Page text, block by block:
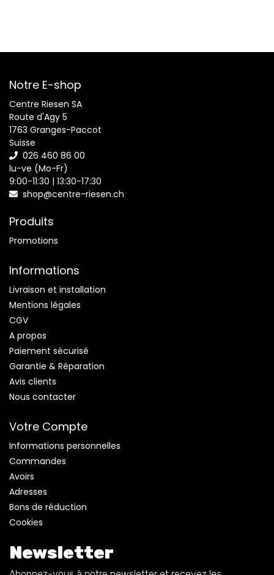
- Poignées ergonomiques
- Poignée de panier sécurisée, permettant d'éviter le
contact avec l'huile, même une fois la poigne repliée
- Taille et forme compactes permettant un rangement
facile
surchauffes
- Grand volume: 4,5 litres
- Filtres anti-graisse et filtre anti-odeur au charbon actif
amovible
Informations complémentaires
Type : Friteuse semi-professionnelle
Sytème : Zone froide
Capacité : 4,5 litres - 5 à 6 personnes
Couvercle : Couvercle anti-odeur anti-graisse
Service : 5 à 6 personnes - 1,5 kg de frites
Couleur : Aluminium Brossé
Notre E-shop
Centre Riesen SA
Route d'Agy 5
1763 Granges-Paccot
Suisse
026 460 86 00
lu-ve (Mo-Fr)
9:00-11:30 | 13:30-17:30
shop@centre-riesen.ch
Produits
Promotions
Informations
Livraison et installation
Mentions légales
CGV
A propos
Paiement sécurisé
Garantie & Réparation
Avis clients
Nous contacter
Votre Compte
Informations personnelles
Commandes
Avoirs
Adresses
Bons de réduction
Cookies
Newsletter